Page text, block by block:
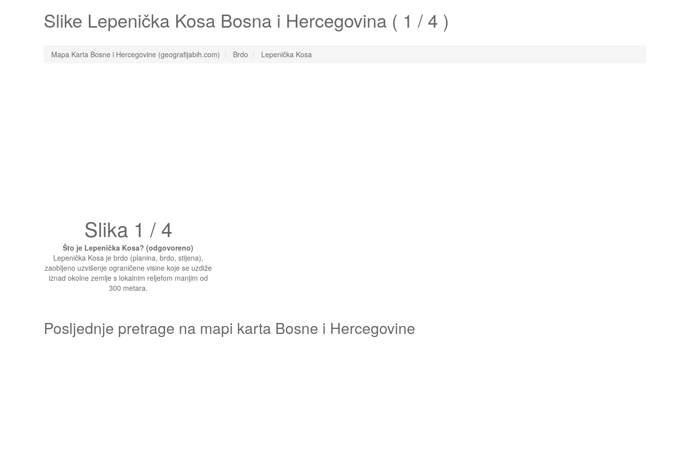
Slike Lepenička Kosa Bosna i Hercegovina ( 1 / 4 )
Mapa Karta Bosne i Hercegovine (geografijabih.com) Brdo Lepenička Kosa
Slika 1 / 4
Što je Lepenička Kosa? (odgovoreno)
Lepenička Kosa je brdo (planina, brdo, stijena),
zaobljeno uzvišenje ograničene visine koje se uzdiže
iznad okolne zemlje s lokalnim reljefom manjim od
300 metara.
Posljednje pretrage na mapi karta Bosne i Hercegovine